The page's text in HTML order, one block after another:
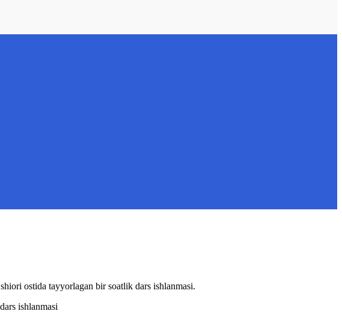
shiori ostida tayyorlagan bir soatlik dars ishlanmasi.